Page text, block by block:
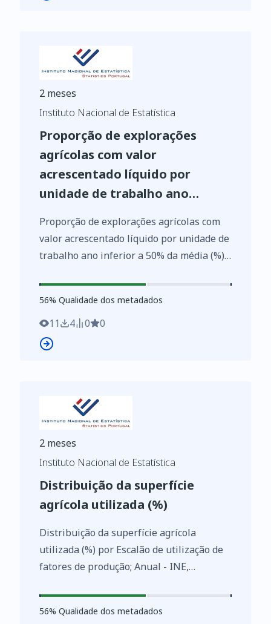
2 meses
Instituto Nacional de Estatística
Proporção de explorações
agrícolas com valor
acrescentado líquido por
unidade de trabalho ano
Proporção de explorações agrícolas com
valor acrescentado líquido por unidade de
trabalho ano inferior a 50% da média (%)
agrária); Anual - INE, Estatísticas dos
indicadores agro-ambientais
https://www.ine.pt/xurl/indx/0004074/PT
56%
56% Qualidade dos metadados
11 4 0 0
2 meses
Instituto Nacional de Estatística
Distribuição da superfície
agrícola utilizada (%)
Distribuição da superfície agrícola
utilizada (%) por Escalão de utilização de
fatores de produção; Anual - INE,
ambientais
https://www.ine.pt/xurl/indx/0004099/PT
56%
56% Qualidade dos metadados